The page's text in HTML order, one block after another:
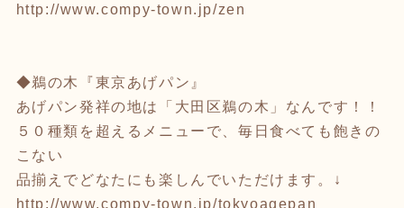
http://www.compy-town.jp/zen
◆鵜の木『東京あげパン』
あげパン発祥の地は「大田区鵜の木」なんです！！
５０種類を超えるメニューで、毎日食べても飽きの
こない
品揃えでどなたにも楽しんでいただけます。↓
http://www.compy-town.jp/tokyoagepan